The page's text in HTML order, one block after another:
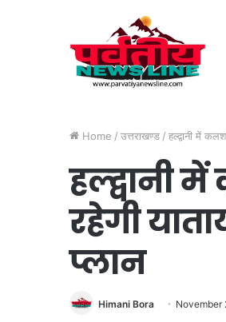
Home / उत्तराखण्ड / हल्द्वानी में
हल्द्वानी
रहेगी
प्लान
Himani Bora November